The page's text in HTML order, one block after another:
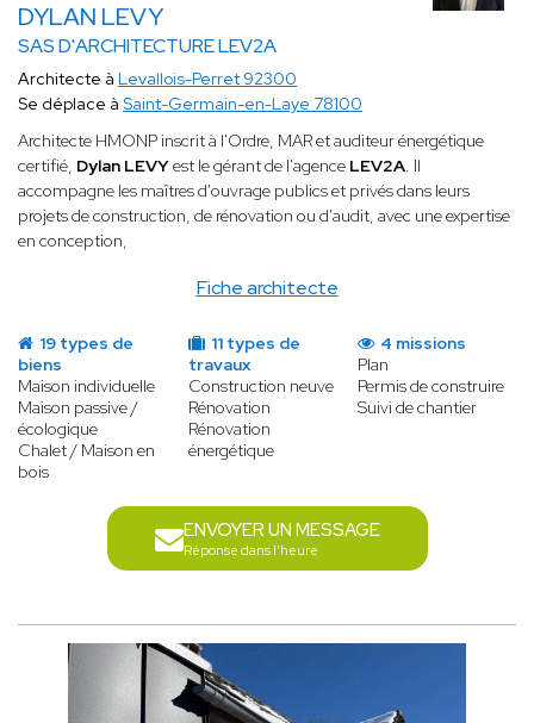
DYLAN LEVY
SAS D'ARCHITECTURE LEV2A
Fiche architecte
Architecte à Levallois-Perret 92300
Se déplace à Saint-Germain-en-Laye 78100
Architecte HMONP inscrit à l'Ordre, MAR et auditeur énergétique
certifié, Dylan LEVYest le gérant de l'agence LEV2A. Il
accompagne les maîtres d'ouvrage publics et privés dans leurs
projets de construction, de rénovation ou d'audit, avec une expertise
en conception,
19 types de
biens
Maison individuelle
Maison passive /
écologique
Chalet / Maison en
bois
11 types de
travaux
Construction neuve
Rénovation
Rénovation
énergétique
4 missions
Plan
Permis de construire
Suivi de chantier
ENVOYER UN MESSAGE
Réponse dans l'heure